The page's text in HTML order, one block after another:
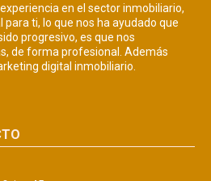
en el sector inmobiliario,
para ti, lo que nos ha ayudado que
progresivo, es que nos
de forma profesional. Además
digital inmobiliario.